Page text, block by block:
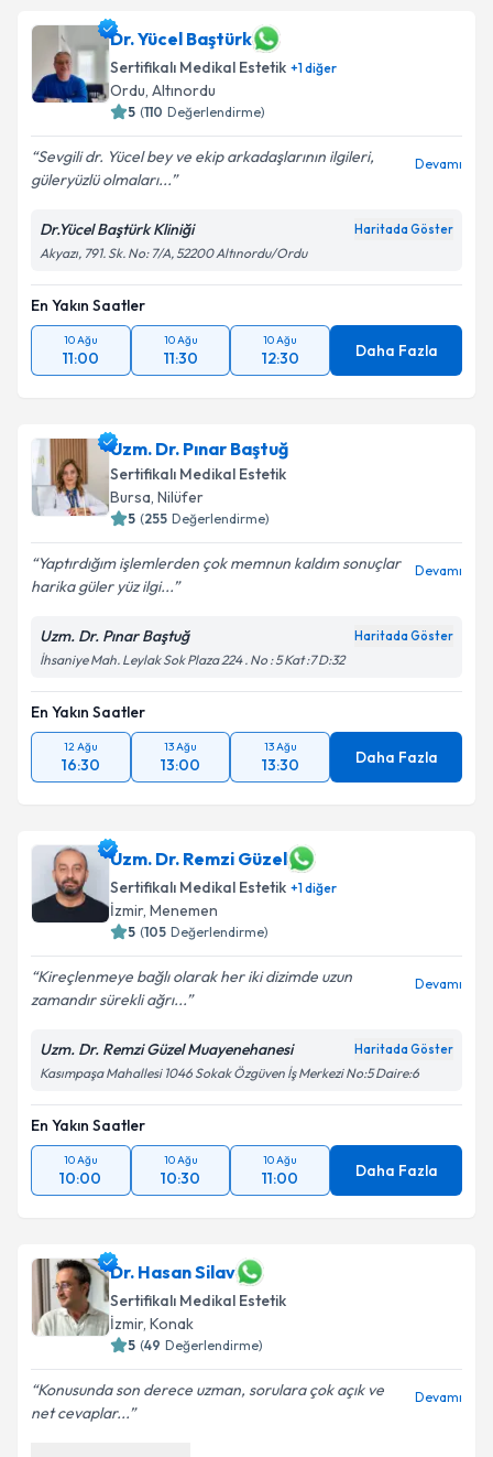
Dr. Yücel Baştürk
Sertifikalı Medikal Estetik +1diğer
Ordu, Altınordu
5 (110 Değerlendirme)
Sevgili dr. Yücel bey ve ekip arkadaşlarının ilgileri,
güleryüzlü olmaları...
Devamı
Dr.Yücel Baştürk Kliniği Haritada Göster
Akyazı, 791. Sk. No: 7/A, 52200 Altınordu/Ordu
En Yakın Saatler
10 Ağu
11:00
10 Ağu
11:30
10 Ağu
12:30 Daha Fazla
Uzm. Dr. Pınar Baştuğ
Sertifikalı Medikal Estetik
Bursa, Nilüfer
5 (255 Değerlendirme)
Yaptırdığım işlemlerden çok memnun kaldım sonuçlar
harika güler yüz ilgi...
Devamı
Uzm. Dr. Pınar Baştuğ Haritada Göster
İhsaniye Mah. Leylak Sok Plaza 224 . No : 5 Kat :7 D:32
En Yakın Saatler
12 Ağu
16:30
13 Ağu
13:00
13 Ağu
13:30 Daha Fazla
Uzm. Dr. Remzi Güzel
Sertifikalı Medikal Estetik +1diğer
İzmir, Menemen
5 (105 Değerlendirme)
Kireçlenmeye bağlı olarak her iki dizimde uzun
zamandır sürekli ağrı...
Devamı
Uzm. Dr. Remzi Güzel Muayenehanesi Haritada Göster
Kasımpaşa Mahallesi 1046 Sokak Özgüven İş Merkezi No:5 Daire:6
En Yakın Saatler
10 Ağu
10:00
10 Ağu
10:30
10 Ağu
11:00 Daha Fazla
Dr. Hasan Silav
Sertifikalı Medikal Estetik
İzmir, Konak
5 (49 Değerlendirme)
Konusunda son derece uzman, sorulara çok açık ve
net cevaplar...
Devamı